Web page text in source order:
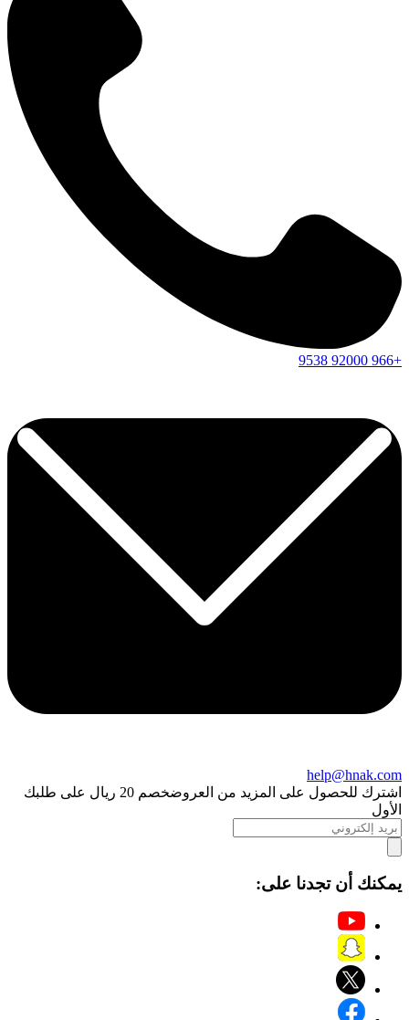
+966
92000
9538
help@hnak.com
اشترك للحصول على المزيد من العروض
خصم 20 ريال على طلبك
الأول
يمكنك أن تجدنا على: